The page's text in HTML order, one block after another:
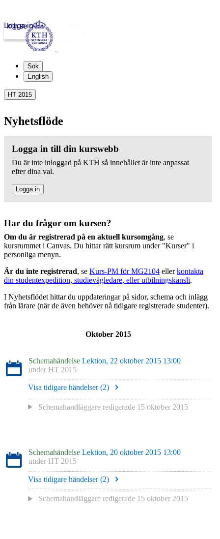
kth.se
Logga in
Sök
English
HT 2015
Nyhetsflöde
Logga in till din kurswebb
Du är inte inloggad på KTH så innehållet är inte anpassat
efter dina val.
Logga in
Har du frågor om kursen?
Om du är registrerad på en aktuell kursomgång, se
kursrummet i Canvas. Du hittar rätt kursrum under "Kurser" i
personliga menyn.
Är du inte registrerad, se Kurs-PM för MG2104 ellerkontakta
din studentexpedition, studievägledare, eller utbilningskansli.
I Nyhetsflödet hittar du uppdateringar på sidor, schema och inlägg
från lärare (när de även behöver nå tidigare registrerade studenter).
Oktober 2015
Schemahändelse Lektion, 22 oktober 2015 13:00
under HT 2015
Visa tidigare händelser (2)
Schemahandläggare redigerade 15 oktober 2015
Schemahändelse Lektion, 20 oktober 2015 13:00
under HT 2015
Visa tidigare händelser (2)
Schemahandläggare redigerade 15 oktober 2015